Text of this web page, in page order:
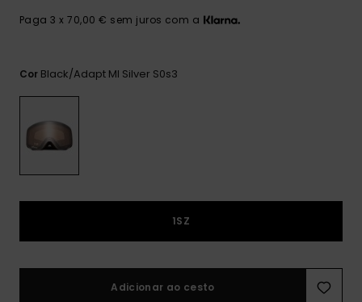
Paga 3 x 70,00 € sem juros com a
Cor Black/adapt Ml Silver S0s3
1SZ
Adicionar ao cesto